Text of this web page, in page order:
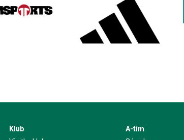
Klub
A-tím